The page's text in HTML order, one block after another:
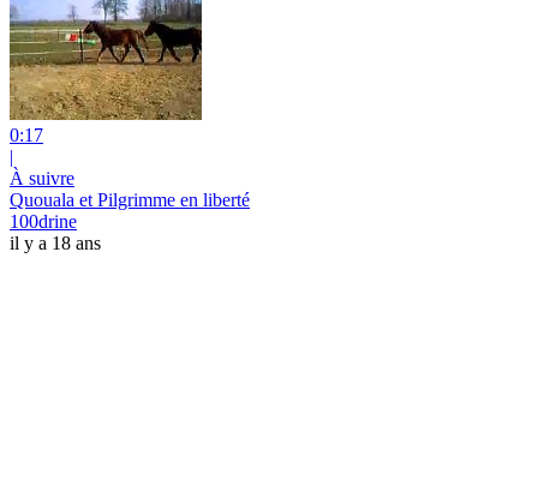
0:17
|
À suivre
Quouala et Pilgrimme en liberté
100drine
il y a 18 ans